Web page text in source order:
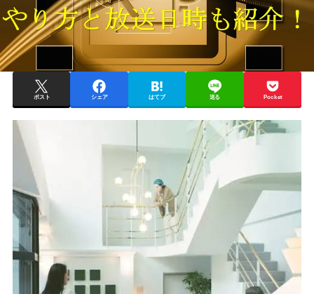
ポスト シェア はてブ 送る Pocket